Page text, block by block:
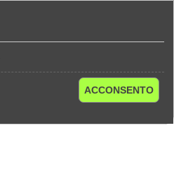
ACCONSENTO